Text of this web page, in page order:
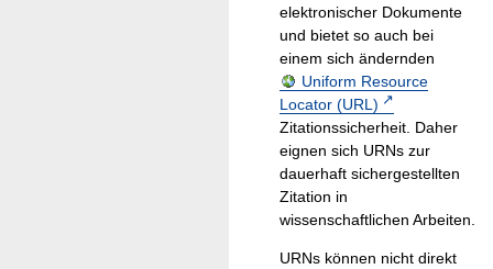
elektronischer Dokumente
und bietet so auch bei
einem sich ändernden
Uniform Resource
Locator (URL)
Zitationssicherheit. Daher
eignen sich URNs zur
dauerhaft sichergestellten
Zitation in
wissenschaftlichen Arbeiten.
URNs können nicht direkt